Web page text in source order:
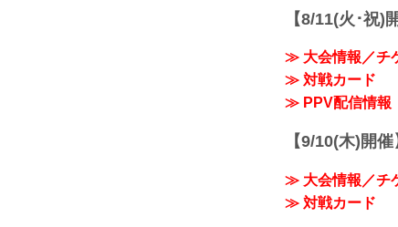
【8/11(火･祝)
≫ 大会情報／チ
≫ 対戦カード
≫ PPV配信情報
【9/10(木)開
≫ 大会情報／チ
≫ 対戦カード